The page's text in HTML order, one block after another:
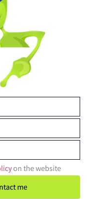
on the website
me